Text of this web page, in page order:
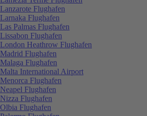
Lanzarote Flughafen
Larnaka Flughafen
Las Palmas Flughafen
Lissabon Flughafen
London Heathrow Flughafen
Madrid Flughafen
Malaga Flughafen
Malta International Airport
Menorca Flughafen
Neapel Flughafen
Nizza Flughafen
Olbia Flughafen